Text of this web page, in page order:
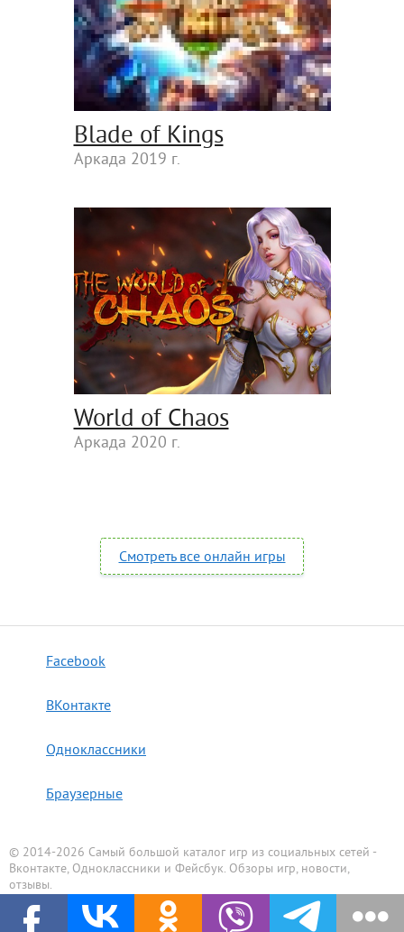
Blade of Kings
Аркада 2019 г.
World of Chaos
Аркада 2020 г.
Смотреть все онлайн игры
Facebook
ВКонтакте
Одноклассники
Браузерные
© 2014-2026 Самый большой каталог игр из социальных сетей -
Вконтакте, Одноклассники и Фейсбук. Обзоры игр, новости,
отзывы.